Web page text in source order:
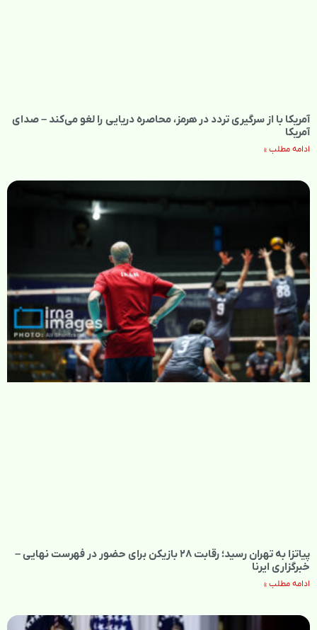
آمریکا با از سرگیری تردد در هرمز، محاصره دریایی را لغو می‌کند – صدای
آمریکا
ادامه مطلب »
پیاتزا به تهران رسید؛ رقابت ۲۸ بازیکن برای حضور در فهرست نهایی –
خبرگزاری ایرنا
ادامه مطلب »